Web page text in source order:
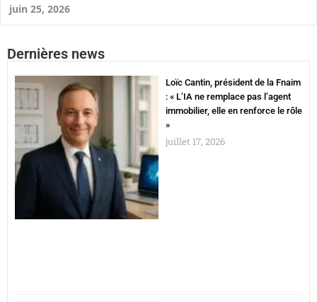
juin 25, 2026
Dernières news
Loïc Cantin, président de la Fnaim
: « L’IA ne remplace pas l’agent
immobilier, elle en renforce le rôle
»
juillet 17, 2026